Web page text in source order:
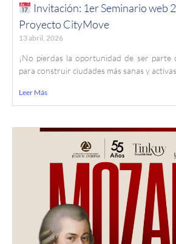
Invitación: 1er Seminario web
Proyecto CityMove
13 abril, 2026
¡No pierdas la oportunidad de ser parte
para construir ciudades más sanas y
Leer Más